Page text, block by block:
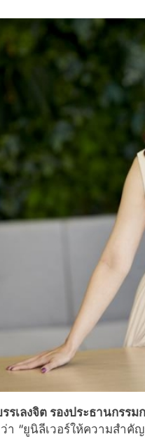
รเลงจิต รองประธานกร
า “ยูนิลีเวอร์ให้ความสำ